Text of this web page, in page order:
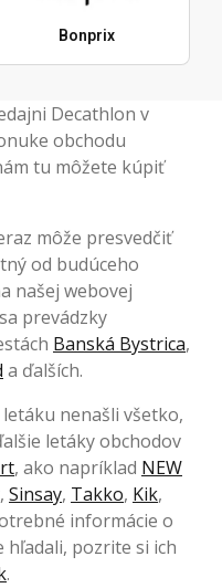
Bonprix
Decathlon v
obchodu
tu môžete kúpiť
môže presvedčiť
od budúceho
našej webovej
prevádzky
Banská Bystrica,
a ďalších.
nenašli všetko,
letáky obchodov
, ako napríklad NEW
, Sinsay, Takko, Kik,
informácie o
pozrite si ich
.